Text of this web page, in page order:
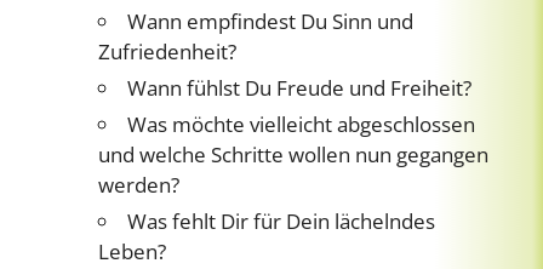
Wann empfindest Du Sinn und
Zufriedenheit?
Wann fühlst Du Freude und Freiheit?
Was möchte vielleicht abgeschlossen
und welche Schritte wollen nun gegangen
werden?
Was fehlt Dir für Dein lächelndes
Leben?